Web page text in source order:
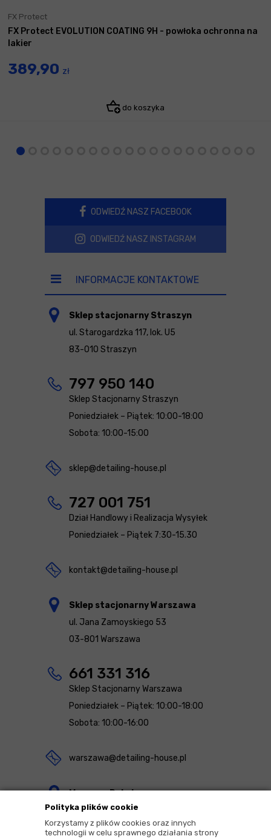
Polityka plików cookie
Korzystamy z plików cookies oraz innych
technologii w celu sprawnego działania strony
FX Protect
FX Protect EVOLUTION COATING 9H - powłoka ochronna na
lakier
389,90 zł
do koszyka
ODWIEDŹ NASZ FACEBOOK
ODWIEDŹ NASZ INSTAGRAM
INFORMACJE KONTAKTOWE
Sklep stacjonarny Straszyn
ul. Starogardzka 117, lok. U5
83-010 Straszyn
797 950 140
Sklep Stacjonarny Straszyn
Poniedziałek – Piątek: 10:00-18:00
Sobota: 10:00-15:00
sklep@detailing-house.pl
727 001 751
Dział Handlowy i Realizacja Wysyłek
Poniedziałek – Piątek 7:30-15.30
kontakt@detailing-house.pl
Sklep stacjonarny Warszawa
ul. Jana Zamoyskiego 53
03-801 Warszawa
661 331 316
Sklep Stacjonarny Warszawa
Poniedziałek – Piątek: 10:00-18:00
Sobota: 10:00-16:00
warszawa@detailing-house.pl
Magazyn Rekcin
Nomos Sp. z o.o. sp.k.
ul. Agrestowa 1